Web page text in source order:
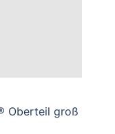
Oberteil groß